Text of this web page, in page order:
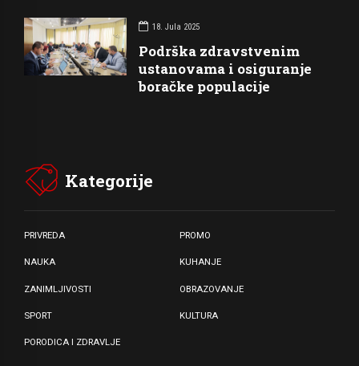
18. Jula 2025
Podrška zdravstvenim
ustanovama i osiguranje
boračke populacije
Kategorije
PRIVREDA PROMO
NAUKA KUHANJE
ZANIMLJIVOSTI OBRAZOVANJE
SPORT KULTURA
PORODICA I ZDRAVLJE